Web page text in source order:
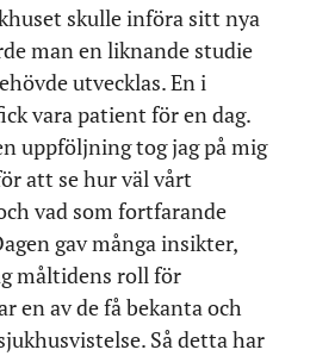
skulle införa sitt nya
man en liknande studie
utvecklas. En i
vara patient för en dag.
uppföljning tog jag på mig
att se hur väl vårt
vad som fortfarande
gav många insikter,
måltidens roll för
en av de få bekanta och
Så detta har